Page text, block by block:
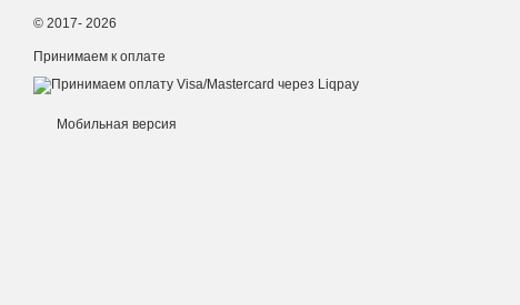
© 2017- 2026
Принимаем к оплате
Мобильная версия